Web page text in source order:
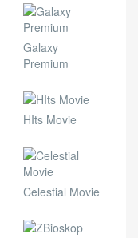
Galaxy
Premium
HIts Movie
Celestial Movie